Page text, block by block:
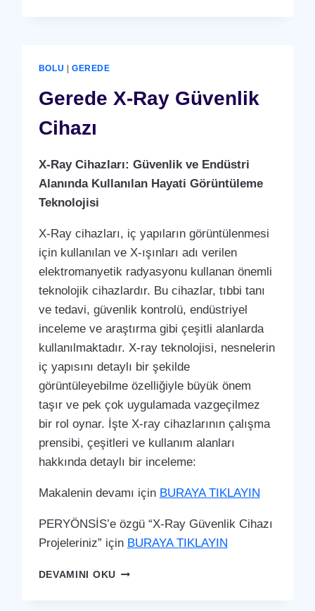
BOLU GEREDE
Gerede X-Ray Güvenlik
Cihazı
X-Ray Cihazları: Güvenlik ve Endüstri
Alanında Kullanılan Hayati Görüntüleme
Teknolojisi
X-Ray cihazları, iç yapıların görüntülenmesi
için kullanılan ve X-ışınları adı verilen
elektromanyetik radyasyonu kullanan önemli
teknolojik cihazlardır. Bu cihazlar, tıbbi tanı
ve tedavi, güvenlik kontrolü, endüstriyel
inceleme ve araştırma gibi çeşitli alanlarda
kullanılmaktadır. X-ray teknolojisi, nesnelerin
iç yapısını detaylı bir şekilde
görüntüleyebilme özelliğiyle büyük önem
taşır ve pek çok uygulamada vazgeçilmez
bir rol oynar. İşte X-ray cihazlarının çalışma
prensibi, çeşitleri ve kullanım alanları
hakkında detaylı bir inceleme:
Makalenin devamı için BURAYA TIKLAYIN
PERYÖNSİS’e özgü “X-Ray Güvenlik Cihazı
Projeleriniz” için BURAYA TIKLAYIN
DEVAMINI OKUGEREDE